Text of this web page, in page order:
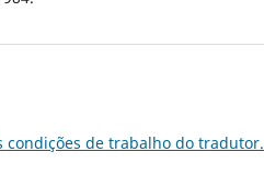
condições de trabalho do tradutor.